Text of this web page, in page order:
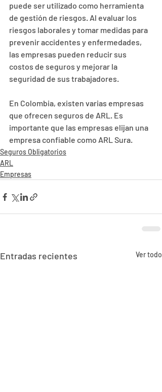
puede ser utilizado como herramienta
de gestión de riesgos. Al evaluar los
riesgos laborales y tomar medidas para
prevenir accidentes y enfermedades,
las empresas pueden reducir sus
costos de seguros y mejorar la
seguridad de sus trabajadores.
En Colombia, existen varias empresas
que ofrecen seguros de ARL. Es
importante que las empresas elijan una
empresa confiable como ARL Sura.
Seguros Obligatorios
ARL
Empresas
Entradas recientes Ver todo